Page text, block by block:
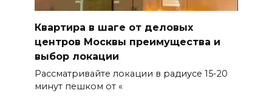
Квартира в шаге от деловых
центров Москвы преимущества и
выбор локации
Рассматривайте локации в радиусе 15-20
минут пешком от «